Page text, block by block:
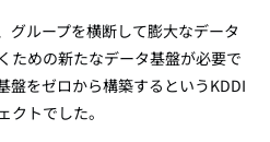
グループを横断して膨大なデータ
ための新たなデータ基盤が必要で
盤をゼロから構築するというKDDI
トでした。